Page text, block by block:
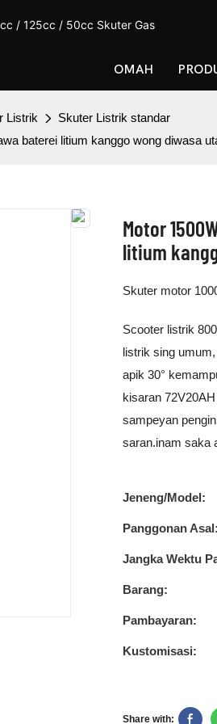
/ 125cc / 50cc Skuter Gas
OMAH
Listrik
Skuter Listrik standar
baterei litium kanggo wong diwasa
Motor
litium
Skuter motor
Scooter listrik
listrik sing
apik 30°
kisaran
sampeyan
saran.inam saka
Jeneng/Model:
Panggonan Asal:
Jangka Wektu
Barang:
Pambayaran:
Kustomisasi:
Share with: